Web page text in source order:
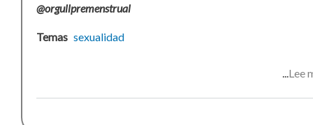
@orgullpremenstrual
Temas sexualidad
Lee